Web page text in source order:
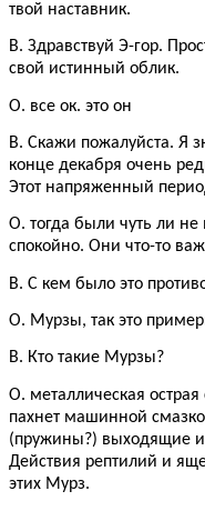
твой наставник.
В. Здравствуй Э-гор.
свой истинный облик.
О. все ок. это он
В. Скажи пожалуйста. Я
конце декабря очень
Этот напряженный
О. тогда были чуть ли
спокойно. Они что-то
В. С кем было это
О. Мурзы, так это
В. Кто такие Мурзы?
О. металлическая
пахнет машинной
(пружины?) выходящие
Действия рептилий и
этих Мурз.